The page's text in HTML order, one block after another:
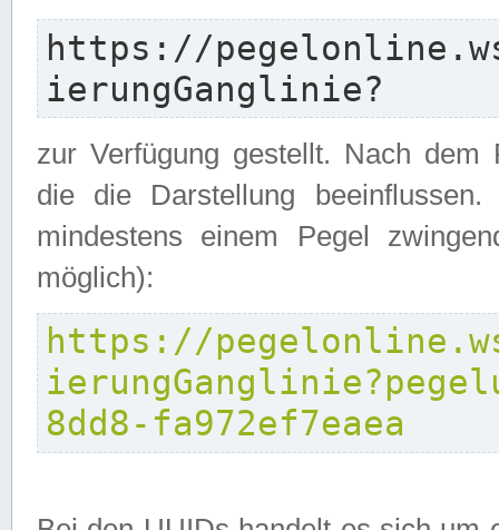
https://
ierungGanglinie?
zur Verfügung gestellt. Nach dem
die die Darstellung
mindestens einem Pegel
möglich):
https://
8dd8-fa972ef7eaea